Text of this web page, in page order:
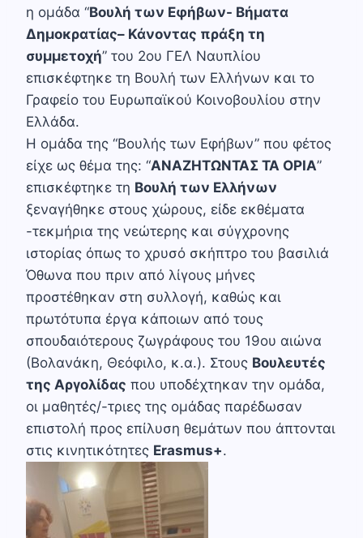
η ομάδα “Βουλή των Εφήβων- Βήματα
Δημοκρατίας– Κάνοντας πράξη τη
συμμετοχή” του 2ου ΓΕΛ Ναυπλίου
επισκέφτηκε τη Βουλή των Ελλήνων και το
Γραφείο του Ευρωπαϊκού Κοινοβουλίου στην
Ελλάδα.
Η ομάδα της “Βουλής των Εφήβων” που φέτος
είχε ως θέμα της: “ΑΝΑΖΗΤΩΝΤΑΣ ΤΑ ΟΡΙΑ”
επισκέφτηκε τη Βουλή των Ελλήνων
ξεναγήθηκε στους χώρους, είδε εκθέματα
-τεκμήρια της νεώτερης και σύγχρονης
ιστορίας όπως το χρυσό σκήπτρο του βασιλιά
Όθωνα που πριν από λίγους μήνες
προστέθηκαν στη συλλογή, καθώς και
πρωτότυπα έργα κάποιων από τους
σπουδαιότερους ζωγράφους του 19ου αιώνα
(Βολανάκη, Θεόφιλο, κ.α.). Στους Βουλευτές
της Αργολίδας που υποδέχτηκαν την ομάδα,
οι μαθητές/-τριες της ομάδας παρέδωσαν
επιστολή προς επίλυση θεμάτων που άπτονται
στις κινητικότητες Erasmus+.